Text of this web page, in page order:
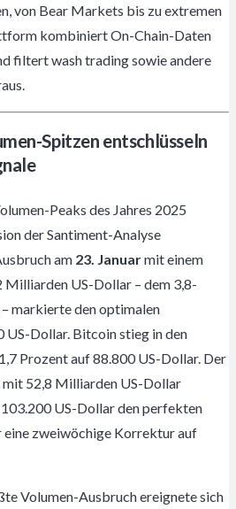
von Bear Markets bis zu extremen
kombiniert On-Chain-Daten
filtert wash trading sowie andere
Spitzen entschlüsseln
Peaks des Jahres 2025
der Santiment-Analyse
am 23. Januarmit einem
Milliarden US-Dollar – dem 3,8-
markierte den optimalen
US-Dollar. Bitcoin stieg in den
Prozent auf 88.800 US-Dollar. Der
52,8 Milliarden US-Dollar
US-Dollar den perfekten
zweiwöchige Korrektur auf
Volumen-Ausbruch ereignete sich